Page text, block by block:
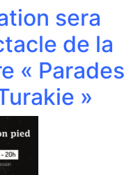
sera
de la
« Parades
»